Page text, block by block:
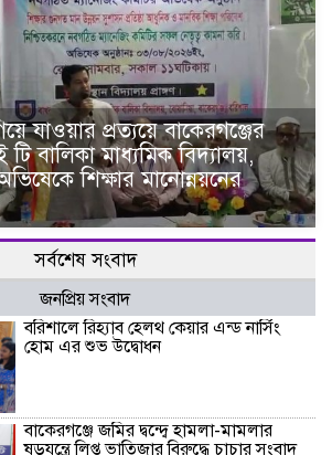
যাওয়ার প্রত্যয়ে বাকেরগঞ্জের
বালিকা মাধ্যমিক বিদ্যালয়,
শিক্ষার মানোন্নয়নের
সর্বশেষ সংবাদ
জনপ্রিয় সংবাদ
বরিশালে রিহ্যাব হেলথ কেয়ার এন্ড নার্সিং
হোম এর শুভ উদ্বোধন
বাকেরগঞ্জে জমির দ্বন্দ্বে হামলা-মামলার
ষড়যন্ত্রে লিপ্ত ভাতিজার বিরুদ্ধে চাচার সংবাদ